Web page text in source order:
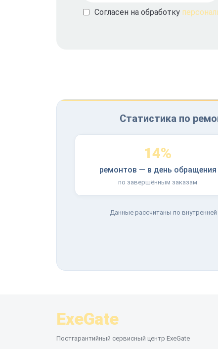
Согласен на обработку
Статистика по
14%
ремонтов — в день обращения
по завершённым заказам
Данные рассчитаны по
ExeGate
Постгарантийный сервисный центр ExeGate